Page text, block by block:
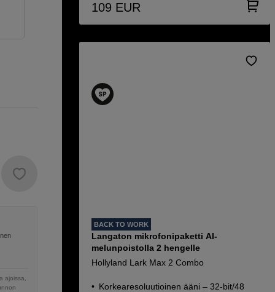
ajoissa,
109 EUR
BACK TO WORK
Langaton mikrofonipaketti AI-
melunpoistolla 2 hengelle
Hollyland Lark Max 2 Combo
Korkearesoluutioinen ääni – 32-bit/48